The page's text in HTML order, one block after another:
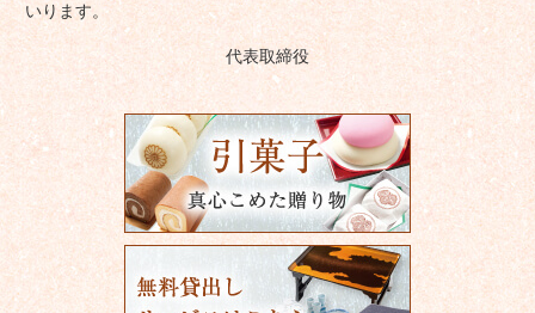
いります。
代表取締役